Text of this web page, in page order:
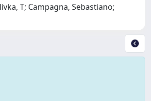
T; Campagna, Sebastiano;